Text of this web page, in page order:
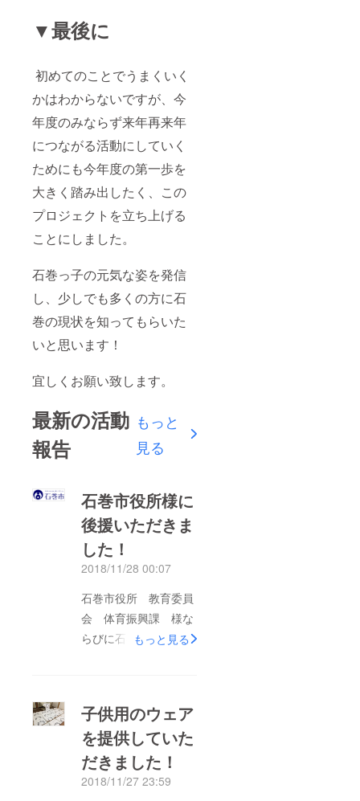
▼最後に
初めてのことでうまくいく
かはわからないですが、今
年度のみならず来年再来年
につながる活動にしていく
ためにも今年度の第一歩を
大きく踏み出したく、この
プロジェクトを立ち上げる
ことにしました。
石巻っ子の元気な姿を発信
し、少しでも多くの方に石
巻の現状を知ってもらいた
いと思います！
宜しくお願い致します。
最新の活動
報告
もっと
見る
石巻市役所様に
後援いただきま
した！
2018/11/28 00:07
石巻市役所 教育委員
会 体育振興課 様な
らびに石巻市役所 復
政の方が応援してくだ
さるということで、ま
た一つ気持ちがピリッ
と引き締まりました。
もっと見る
子供用のウェア
を提供していた
だきました！
2018/11/27 23:59